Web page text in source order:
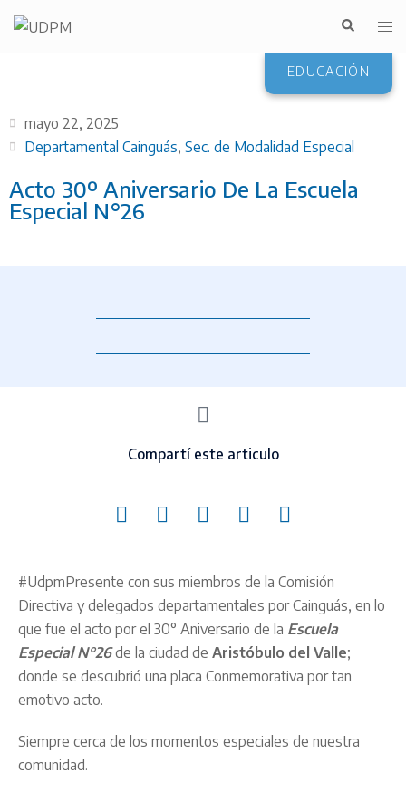
EDUCACIÓN
mayo 22, 2025
Departamental Cainguás, Sec. de Modalidad Especial
Acto 30º Aniversario De La Escuela
Especial N°26
Compartí este articulo
#UdpmPresente con sus miembros de la Comisión
Directiva y delegados departamentales por Cainguás, en lo
que fue el acto por el 30° Aniversario de la Escuela
Especial N°26 de la ciudad de Aristóbulo del Valle;
donde se descubrió una placa Conmemorativa por tan
emotivo acto.
Siempre cerca de los momentos especiales de nuestra
comunidad.